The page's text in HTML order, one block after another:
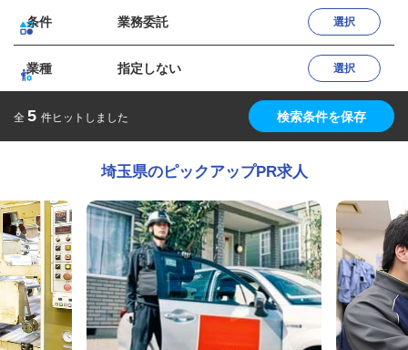
条件 業務委託 選択
業種 指定しない 選択
全 5 件ヒットしました 検索条件を保存
埼玉県のピックアップPR求人